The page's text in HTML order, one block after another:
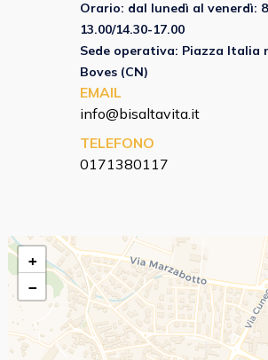
Orario: dal lunedì al venerdì:
13.00/14.30-17.00
Sede operativa: Piazza Italia
Boves (CN)
EMAIL
info@bisaltavita.it
TELEFONO
0171380117
+
−